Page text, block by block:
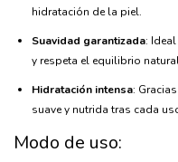
hidratación de la piel.
Suavidad garantizada:
y respeta el equilibrio
Hidratación intensa:
suave y nutrida tras cada
Modo de uso: